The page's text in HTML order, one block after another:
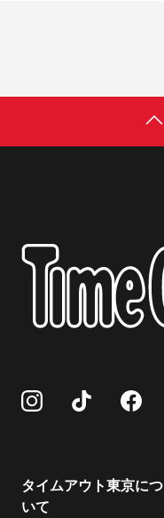
タイムアウト東京につ
いて